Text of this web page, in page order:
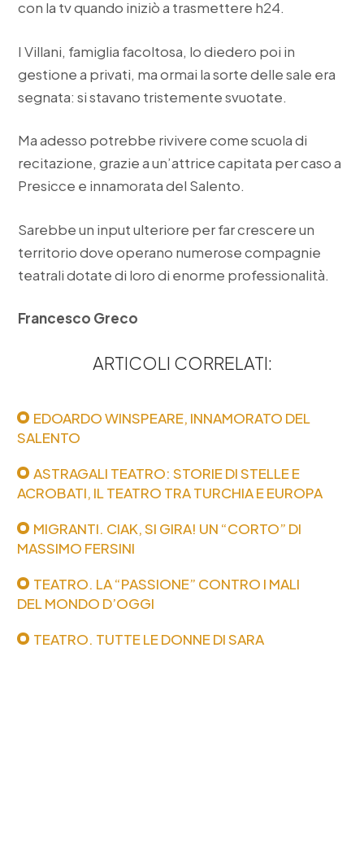
con la tv quando iniziò a trasmettere h24.
I Villani, famiglia facoltosa, lo diedero poi in
gestione a privati, ma ormai la sorte delle sale era
segnata: si stavano tristemente svuotate.
Ma adesso potrebbe rivivere come scuola di
recitazione, grazie a un’attrice capitata per caso a
Presicce e innamorata del Salento.
Sarebbe un input ulteriore per far crescere un
territorio dove operano numerose compagnie
teatrali dotate di loro di enorme professionalità.
Francesco Greco
ARTICOLI CORRELATI:
EDOARDO WINSPEARE, INNAMORATO DEL
SALENTO
ASTRAGALI TEATRO: STORIE DI STELLE E
ACROBATI, IL TEATRO TRA TURCHIA E EUROPA
MIGRANTI. CIAK, SI GIRA! UN “CORTO” DI
MASSIMO FERSINI
TEATRO. LA “PASSIONE” CONTRO I MALI
DEL MONDO D’OGGI
TEATRO. TUTTE LE DONNE DI SARA